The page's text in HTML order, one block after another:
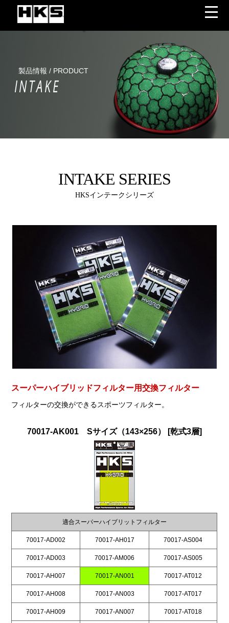
製品情報 / PRODUCT
INTAKE
INTAKE SERIES
HKSインテークシリーズ
スーパーハイブリッドフィルター用交換フィルター
フィルターの交換ができるスポーツフィルター。
70017-AK001 Sサイズ（143×256） [乾式3層]
適合スーパーハイブリットフィルター
70017-AD002 70017-AH017 70017-AS004
70017-AD003 70017-AM006 70017-AS005
70017-AH007 70017-AN001 70017-AT012
70017-AH008 70017-AN003 70017-AT017
70017-AH009 70017-AN007 70017-AT018